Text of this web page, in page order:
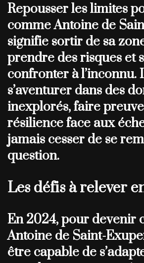
Repousser les limites
comme Antoine de
signifie sortir de sa
prendre des risques et
confronter à l’inconnu.
s’aventurer dans des
inexplorés, faire
résilience face aux
jamais cesser de se
question.
Les défis à relever
En 2024, pour devenir
Antoine de Saint-
être capable de